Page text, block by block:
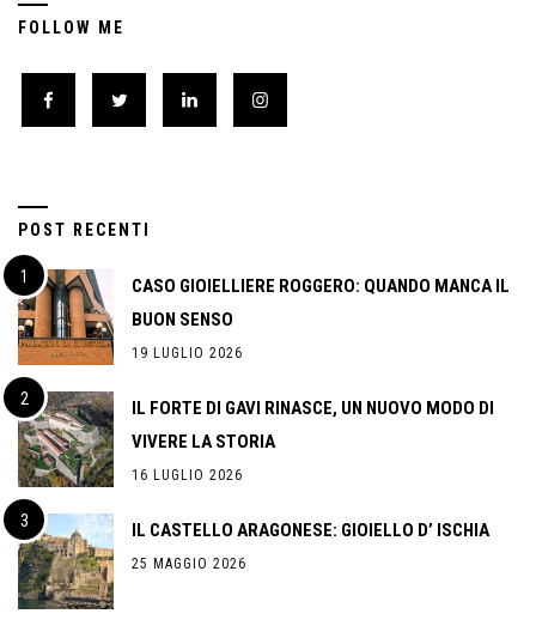
FOLLOW ME
POST RECENTI
CASO GIOIELLIERE ROGGERO: QUANDO MANCA IL
BUON SENSO
19 LUGLIO 2026
IL FORTE DI GAVI RINASCE, UN NUOVO MODO DI
VIVERE LA STORIA
16 LUGLIO 2026
IL CASTELLO ARAGONESE: GIOIELLO D’ ISCHIA
25 MAGGIO 2026